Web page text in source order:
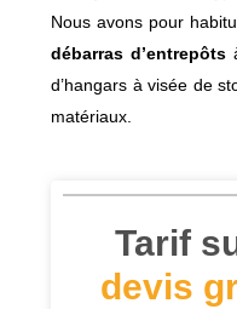
Nous avons pour
débarras d’entrepôts
d’hangars à visée de
matériaux.
Tarif
devis